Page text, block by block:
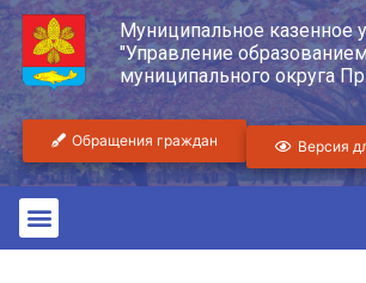
Муниципальное казенное
"Управление
муниципального округа
Обращения граждан Версия